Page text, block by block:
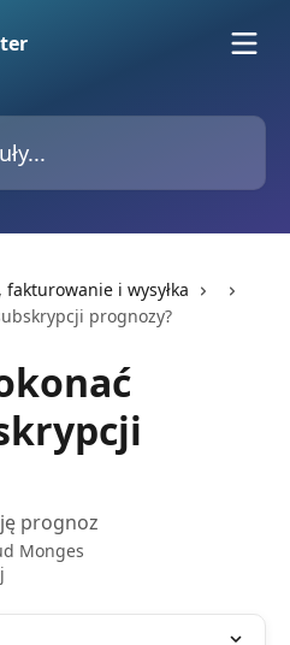
fakturowanie i wysyłka
prognozy?
prognoz
Monges